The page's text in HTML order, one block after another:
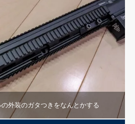
外装のガタつきをなんとかする